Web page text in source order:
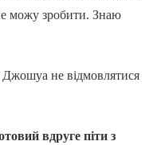
можу зробити. Знаю
не відмовлятися
вдруге піти з